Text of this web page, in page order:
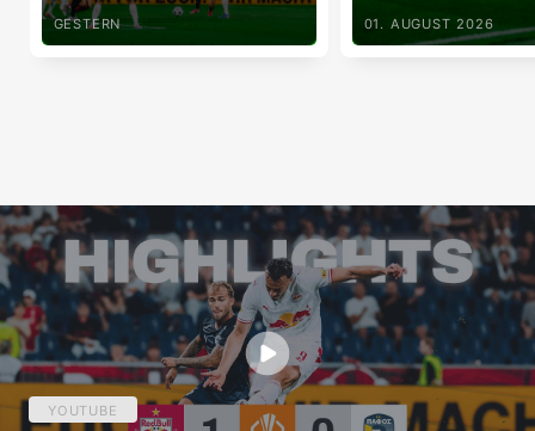
GESTERN 01. AUGUST 2026
YOUTUBE